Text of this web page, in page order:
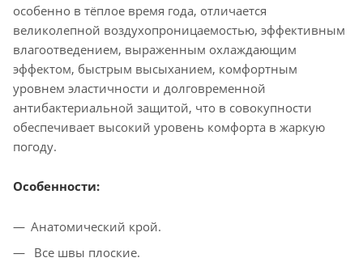
особенно в тёплое время года, отличается
великолепной воздухопроницаемостью, эффективным
влагоотведением, выраженным охлаждающим
эффектом, быстрым высыханием, комфортным
уровнем эластичности и долговременной
антибактериальной защитой, что в совокупности
обеспечивает высокий уровень комфорта в жаркую
погоду.
Особенности:
Анатомический крой.
Все швы плоские.